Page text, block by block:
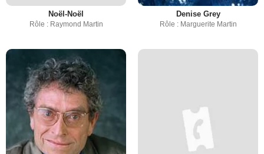
Noël-Noël
Rôle : Raymond Martin
Denise Grey
Rôle : Marguerite Martin